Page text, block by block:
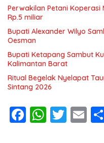
Perwakilan Petani Koperasi
Rp.5 miliar
Bupati Alexander Wilyo
Oesman
Bupati Ketapang Sambut
Kalimantan Barat
Ritual Begelak Nyelapat
Sintang 2026
F W T E